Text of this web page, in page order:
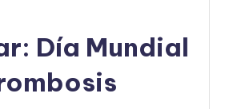
Día Mundial